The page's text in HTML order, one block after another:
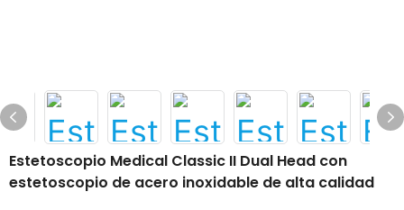
Estetoscopio Medical Classic II Dual Head con
estetoscopio de acero inoxidable de alta calidad